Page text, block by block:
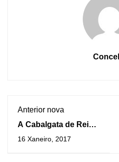
Anterior nova
A Cabalgata de Reis e
a Recepción Real
16 Xaneiro, 2017